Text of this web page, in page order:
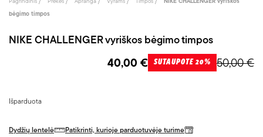
bėgimo timpos
NIKE CHALLENGER vyriškos bėgimo timpos
50,00 €
40,00 € SUTAUPOTE 20%
Išparduota
Dydžių lentelė Patikrinti, kurioje parduotuvėje turime